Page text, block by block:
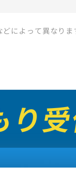
によって異なりま
受